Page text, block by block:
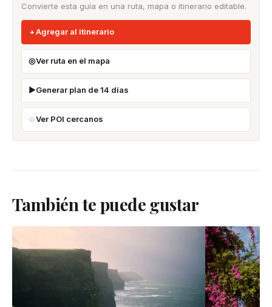
Convierte esta guía en una ruta, mapa o itinerario editable.
Agregar al itinerario
Ver ruta en el mapa
Generar plan de 14 días
Ver POI cercanos
También te puede gustar